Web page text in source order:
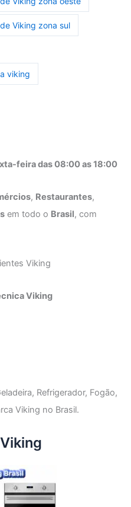
Viking zona sul
viking
feira das 08:00 as 18:00
, Restaurantes,
em todo o Brasil, com
Viking
Viking
Refrigerador, Fogão,
Viking no Brasil.